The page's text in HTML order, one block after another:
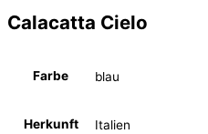
Calacatta Cielo
Farbe blau
Herkunft Italien